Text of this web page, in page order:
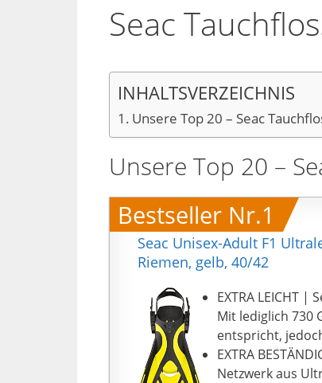
Seac
INHALTSVERZEICHNIS
Unsere Top 20 – Seac
Unsere Top 20 –
Bestseller Nr.1
Seac Unisex-Adult F1
Riemen, gelb, 40/42
EXTRA LEICHT
Mit lediglich 730
entspricht,
EXTRA
Netzwerk aus